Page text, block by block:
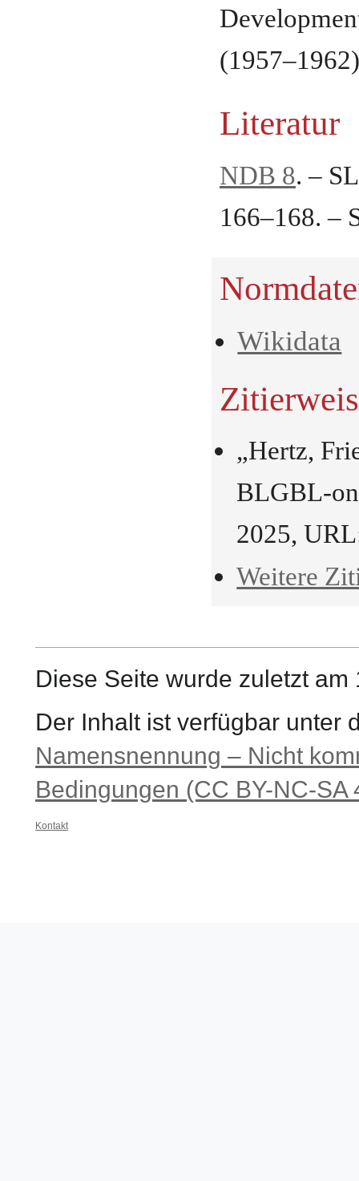
Literatur
NDB 8. –
166–168. –
Wikidata
„Hertz,
BLGBL-
2025,
Weitere
Diese Seite wurde zuletzt
Der Inhalt ist verfügbar unter
Namensnennung – Nicht
Bedingungen (CC BY-NC-SA
Kontakt